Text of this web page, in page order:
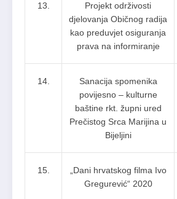
13.
Projekt održivosti
djelovanja Običnog radija
kao preduvjet osiguranja
prava na informiranje
14.
Sanacija spomenika
povijesno – kulturne
baštine rkt. župni ured
Prečistog Srca Marijina u
Bijeljini
15.
„Dani hrvatskog filma Ivo
Gregurević“ 2020